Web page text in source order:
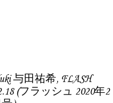
与田祐希, FLASH
(フラッシュ 2020年2